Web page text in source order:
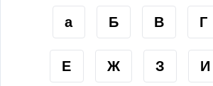
а Б В Г
Е Ж З И